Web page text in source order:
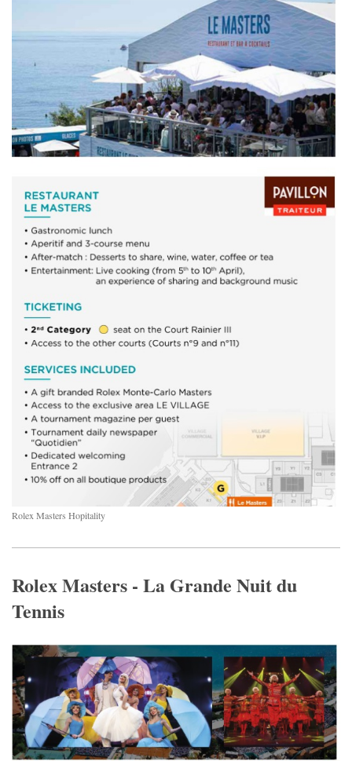
Rolex Masters Hopitality
Rolex Masters - La Grande Nuit du
Tennis